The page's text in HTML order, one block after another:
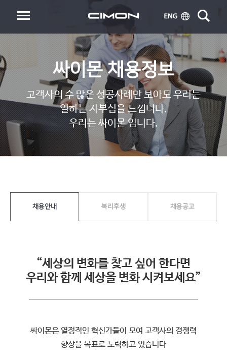
싸이몬 채용정보
고객사의 수 많은 성공사례만 보아도 우리는
일하는 자부심을 느낍니다.
우리는 싸이몬 입니다.
채용안내 복리후생 채용공고
“세상의 변화를 찾고 싶어 한다면
우리와 함께 세상을 변화 시켜보세요”
싸이몬은 열정적인 혁신가들이 모여 고객사의 경쟁력
향상을 목표로 노력하고 있습니다